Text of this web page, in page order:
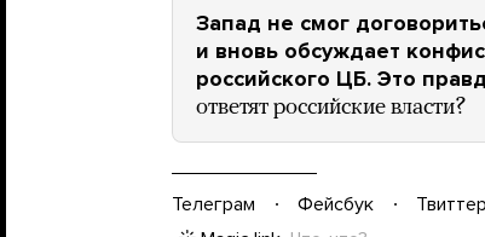
Запад не смог
и вновь обсуждает
российского ЦБ. Это
ответят российские власти?
Телеграм Фейсбук Твиттер